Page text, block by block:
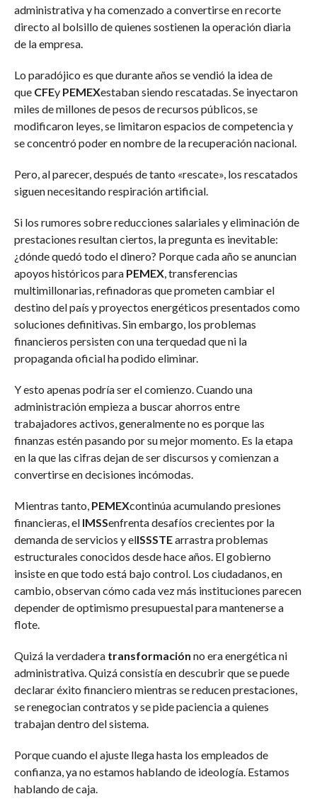
administrativa y ha comenzado a convertirse en recorte
directo al bolsillo de quienes sostienen la operación diaria
de la empresa.
Lo paradójico es que durante años se vendió la idea de
que CFEy PEMEXestaban siendo rescatadas. Se inyectaron
miles de millones de pesos de recursos públicos, se
modificaron leyes, se limitaron espacios de competencia y
se concentró poder en nombre de la recuperación nacional.
Pero, al parecer, después de tanto «rescate», los rescatados
siguen necesitando respiración artificial.
Si los rumores sobre reducciones salariales y eliminación de
prestaciones resultan ciertos, la pregunta es inevitable:
¿dónde quedó todo el dinero? Porque cada año se anuncian
apoyos históricos para PEMEX, transferencias
multimillonarias, refinadoras que prometen cambiar el
destino del país y proyectos energéticos presentados como
soluciones definitivas. Sin embargo, los problemas
financieros persisten con una terquedad que ni la
propaganda oficial ha podido eliminar.
Y esto apenas podría ser el comienzo. Cuando una
administración empieza a buscar ahorros entre
trabajadores activos, generalmente no es porque las
finanzas estén pasando por su mejor momento. Es la etapa
en la que las cifras dejan de ser discursos y comienzan a
convertirse en decisiones incómodas.
Mientras tanto, PEMEXcontinúa acumulando presiones
financieras, el IMSSenfrenta desafíos crecientes por la
demanda de servicios y elISSSTEarrastra problemas
estructurales conocidos desde hace años. El gobierno
insiste en que todo está bajo control. Los ciudadanos, en
cambio, observan cómo cada vez más instituciones parecen
depender de optimismo presupuestal para mantenerse a
flote.
Quizá la verdadera transformación no era energética ni
administrativa. Quizá consistía en descubrir que se puede
declarar éxito financiero mientras se reducen prestaciones,
se renegocian contratos y se pide paciencia a quienes
trabajan dentro del sistema.
Porque cuando el ajuste llega hasta los empleados de
confianza, ya no estamos hablando de ideología. Estamos
hablando de caja.